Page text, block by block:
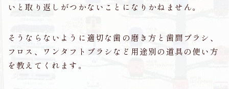
いと取り返しがつかないことになりかねません。
そうならないように適切な歯の磨き方と歯間ブラシ、
フロス、ワンタフトブラシなど用途別の道具の使い方
を教えてくれます。